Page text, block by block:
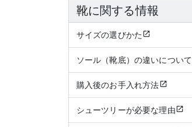
靴に関する情報
サイズの選びかた
ソール（靴底）の違いについて
購入後のお手入れ方法
シューツリーが必要な理由